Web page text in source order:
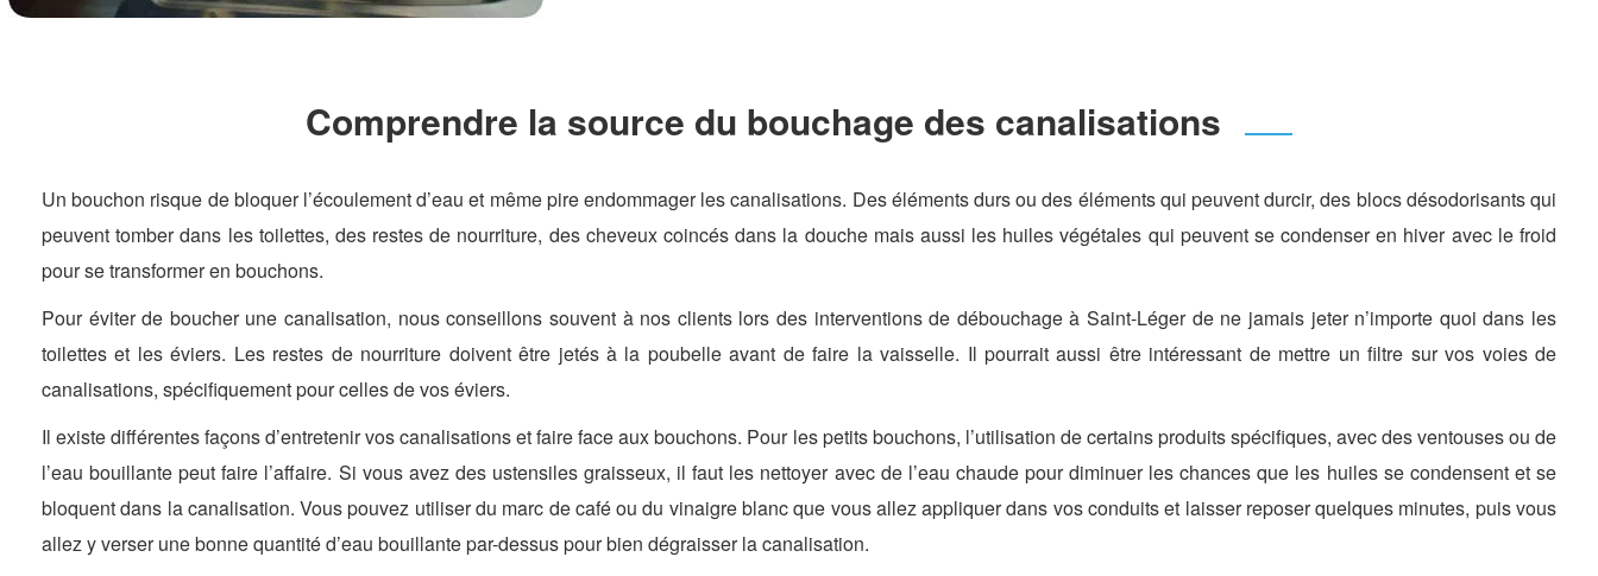
Comprendre la source du bouchage des canalisations
Un bouchon risque de bloquer l’écoulement d’eau et même pire endommager les canalisations. Des éléments durs ou des éléments qui peuvent durcir, des blocs désodorisants qui
peuvent tomber dans les toilettes, des restes de nourriture, des cheveux coincés dans la douche mais aussi les huiles végétales qui peuvent se condenser en hiver avec le froid
pour se transformer en bouchons.
Pour éviter de boucher une canalisation, nous conseillons souvent à nos clients lors des interventions de débouchage à Saint-Léger de ne jamais jeter n’importe quoi dans les
toilettes et les éviers. Les restes de nourriture doivent être jetés à la poubelle avant de faire la vaisselle. Il pourrait aussi être intéressant de mettre un filtre sur vos voies de
canalisations, spécifiquement pour celles de vos éviers.
Il existe différentes façons d’entretenir vos canalisations et faire face aux bouchons. Pour les petits bouchons, l’utilisation de certains produits spécifiques, avec des ventouses ou de
l’eau bouillante peut faire l’affaire. Si vous avez des ustensiles graisseux, il faut les nettoyer avec de l’eau chaude pour diminuer les chances que les huiles se condensent et se
bloquent dans la canalisation. Vous pouvez utiliser du marc de café ou du vinaigre blanc que vous allez appliquer dans vos conduits et laisser reposer quelques minutes, puis vous
allez y verser une bonne quantité d’eau bouillante par-dessus pour bien dégraisser la canalisation.